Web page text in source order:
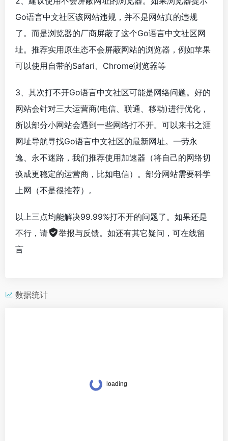
Go语言中文社区该网站违规，并不是网站真的违规
了。而是浏览器的厂商屏蔽了这个Go语言中文社区网
址。推荐实用原生态不会屏蔽网站的浏览器，例如苹果
可以使用自带的Safari、Chrome浏览器等
3、其次打不开Go语言中文社区可能是网络问题。好的
网站会针对三大运营商(电信、联通、移动)进行优化，
所以部分小网站会遇到一些网络打不开。可以来书之涯
网址导航寻找Go语言中文社区的最新网址。一劳永
逸、永不迷路，我们推荐使用加速器（将自己的网络切
换成更稳定的运营商，比如电信）。部分网站需要科学
上网（不是很推荐）。
以上三点均能解决99.99%打不开的问题了。如果还是
不行，请
举报与反馈。如还有其它疑问，可在线留
言
数据统计